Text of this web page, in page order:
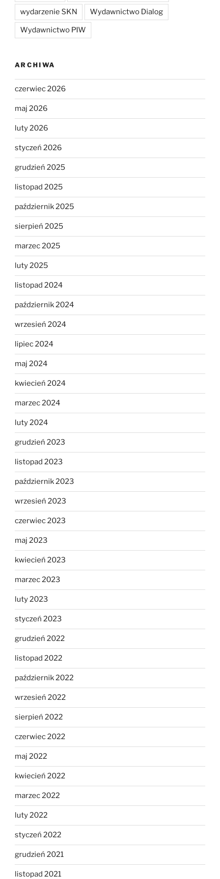
wydarzenie SKN Wydawnictwo Dialog
Wydawnictwo PIW
ARCHIWA
czerwiec 2026
maj 2026
luty 2026
styczeń 2026
grudzień 2025
listopad 2025
październik 2025
sierpień 2025
marzec 2025
luty 2025
listopad 2024
październik 2024
wrzesień 2024
lipiec 2024
maj 2024
kwiecień 2024
marzec 2024
luty 2024
grudzień 2023
listopad 2023
październik 2023
wrzesień 2023
czerwiec 2023
maj 2023
kwiecień 2023
marzec 2023
luty 2023
styczeń 2023
grudzień 2022
listopad 2022
październik 2022
wrzesień 2022
sierpień 2022
czerwiec 2022
maj 2022
kwiecień 2022
marzec 2022
luty 2022
styczeń 2022
grudzień 2021
listopad 2021